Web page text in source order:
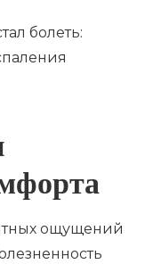
ощущений